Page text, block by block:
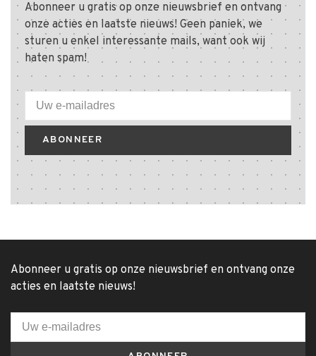
Abonneer u gratis op onze nieuwsbrief en ontvang
onze acties en laatste nieuws! Geen paniek, we
sturen u enkel interessante mails, want ook wij
haten spam!
ABONNEER
Abonneer u gratis op onze nieuwsbrief en ontvang onze
acties en laatste nieuws!